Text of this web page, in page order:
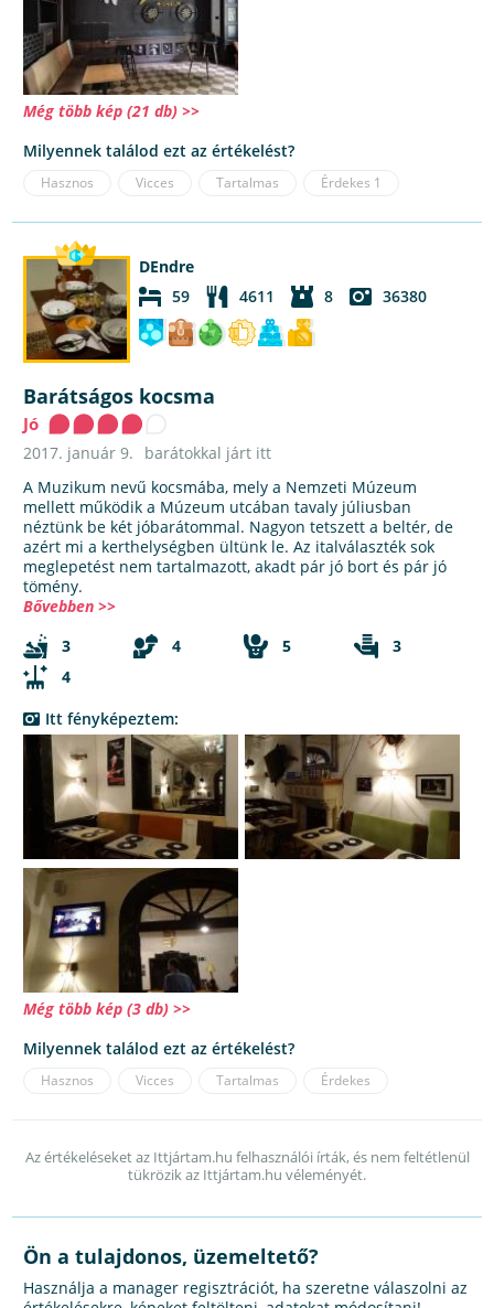
Még több kép (21 db) >>
Milyennek találod ezt az értékelést?
Hasznos Vicces Tartalmas Érdekes 1
DEndre
59
4611 8 36380
Barátságos kocsma
Jó
2017. január 9.
barátokkal járt itt
A Muzikum nevű kocsmába, mely a Nemzeti Múzeum
mellett működik a Múzeum utcában tavaly júliusban
néztünk be két jóbarátommal. Nagyon tetszett a beltér, de
azért mi a kerthelységben ültünk le. Az italválaszték sok
meglepetést nem tartalmazott, akadt pár jó bort és pár jó
tömény.
Bővebben >>
3
4 5
3
4
Itt fényképeztem:
Még több kép (3 db) >>
Milyennek találod ezt az értékelést?
Hasznos Vicces Tartalmas Érdekes
Az értékeléseket az Ittjártam.hu felhasználói írták, és nem feltétlenül
tükrözik az Ittjártam.hu véleményét.
Ön a tulajdonos, üzemeltető?
Használja a manager regisztrációt, ha szeretne válaszolni az